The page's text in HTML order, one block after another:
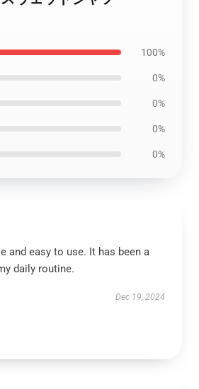
100%
0%
0%
0%
0%
and easy to use. It has been a
daily routine.
Dec 19, 2024